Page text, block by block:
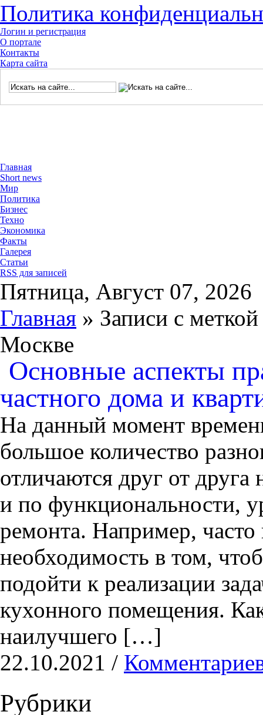
Политика
Логин и регистрация
О портале
Контакты
Карта сайта
Главная
Short news
Мир
Политика
Бизнес
Техно
Экономика
Факты
Галерея
Статьи
RSS для записей
Пятница, Август 07, 2026
Главная » Записи с
Москве
Основные аспекты
частного дома и
На данный момент
большое количество
отличаются друг от
и по функциональности,
ремонта. Например, часто
необходимость в том,
подойти к реализации
кухонного помещения.
наилучшего […]
22.10.2021 /
Рубрики